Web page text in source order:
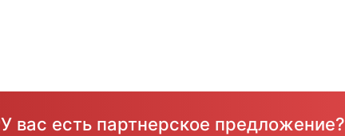
У вас есть партнерское предложение?